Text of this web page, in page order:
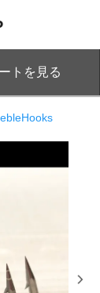
トを見る